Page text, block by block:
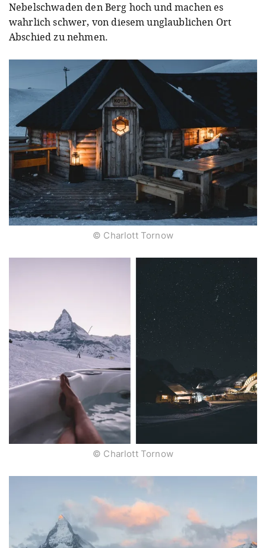
Nebelschwaden den Berg hoch und machen es
wahrlich schwer, von diesem unglaublichen Ort
Abschied zu nehmen.
© Charlott Tornow
© Charlott Tornow